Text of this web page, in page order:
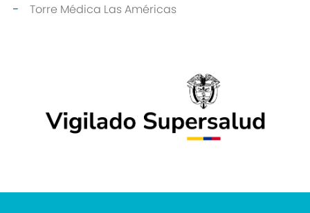
Torre Médica Las Américas